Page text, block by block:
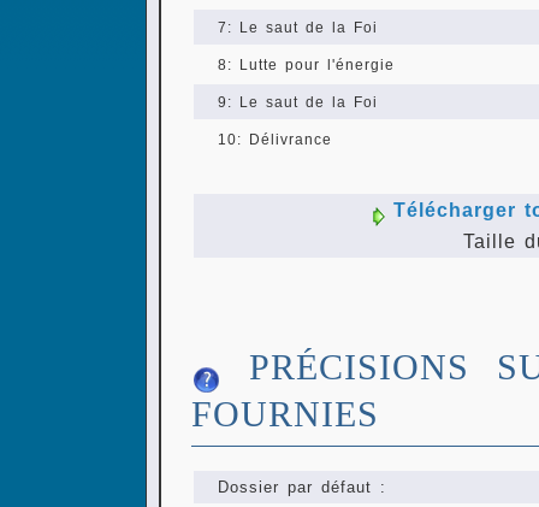
7: Le saut de la Foi
8: Lutte pour l'énergie
9: Le saut de la Foi
10: Délivrance
Télécharger
Taille
PRÉCISIONS
FOURNIES
Dossier par défaut :